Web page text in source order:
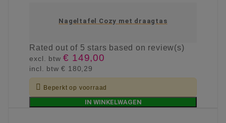
Nageltafel Cozy met draagtas
Ratedout of 5 stars based on review(s)
excl. btw€ 149,00
incl. btw€ 180,29
 Beperkt op voorraad
IN WINKELWAGEN